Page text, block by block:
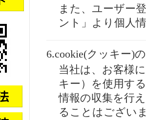
また、ユーザー
ント」より個人
6.cookie(クッキー)
当社は、お客様
キー）を使用す
情報の収集を行
ることはござい